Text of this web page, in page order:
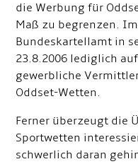
die Werbung für
Maß zu begrenzen.
Bundeskartellamt in
23.8.2006 lediglich
gewerbliche
Oddset-Wetten.
Ferner überzeugt die
Sportwetten
schwerlich daran